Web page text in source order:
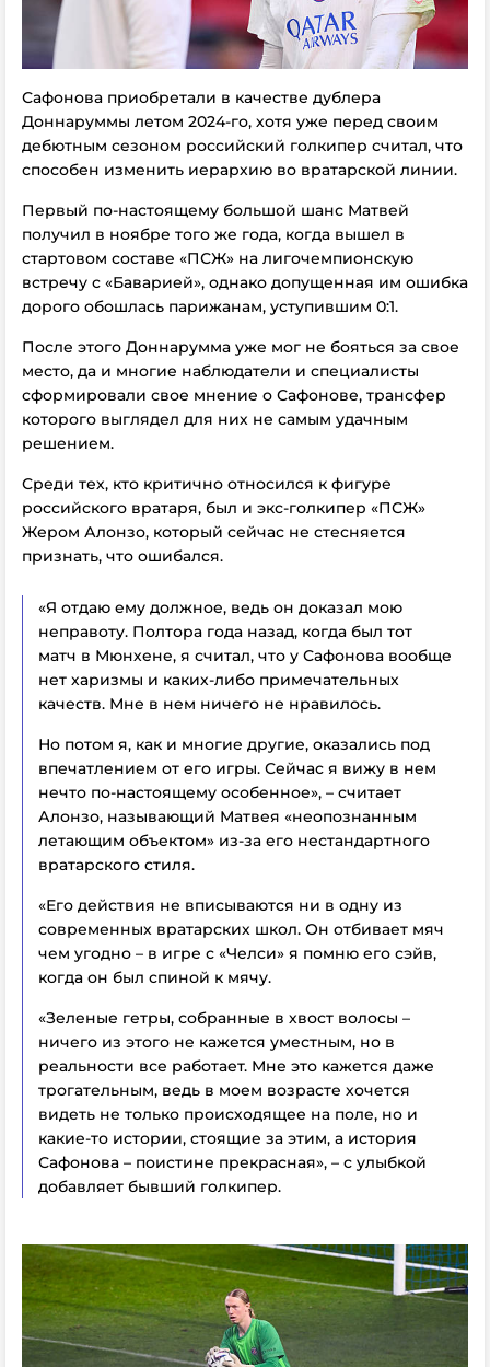
Сафонова приобретали в качестве дублера
Доннаруммы летом 2024-го, хотя уже перед своим
дебютным сезоном российский голкипер считал, что
способен изменить иерархию во вратарской линии.
Первый по-настоящему большой шанс Матвей
получил в ноябре того же года, когда вышел в
стартовом составе «ПСЖ» на лигочемпионскую
встречу с «Баварией», однако допущенная им ошибка
дорого обошлась парижанам, уступившим 0:1.
После этого Доннарумма уже мог не бояться за свое
место, да и многие наблюдатели и специалисты
сформировали свое мнение о Сафонове, трансфер
которого выглядел для них не самым удачным
решением.
Среди тех, кто критично относился к фигуре
российского вратаря, был и экс-голкипер «ПСЖ»
Жером Алонзо, который сейчас не стесняется
признать, что ошибался.
«Я отдаю ему должное, ведь он доказал мою
неправоту. Полтора года назад, когда был тот
матч в Мюнхене, я считал, что у Сафонова вообще
нет харизмы и каких-либо примечательных
качеств. Мне в нем ничего не нравилось.
Но потом я, как и многие другие, оказались под
впечатлением от его игры. Сейчас я вижу в нем
нечто по-настоящему особенное», – считает
Алонзо, называющий Матвея «неопознанным
летающим объектом» из-за его нестандартного
вратарского стиля.
«Его действия не вписываются ни в одну из
современных вратарских школ. Он отбивает мяч
чем угодно – в игре с «Челси» я помню его сэйв,
когда он был спиной к мячу.
«Зеленые гетры, собранные в хвост волосы –
ничего из этого не кажется уместным, но в
реальности все работает. Мне это кажется даже
трогательным, ведь в моем возрасте хочется
видеть не только происходящее на поле, но и
какие-то истории, стоящие за этим, а история
Сафонова – поистине прекрасная», – с улыбкой
добавляет бывший голкипер.